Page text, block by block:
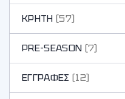
ΚΡΗΤΗ (57)
PRE-SEASON (7)
ΕΓΓΡΑΦΕΣ (12)